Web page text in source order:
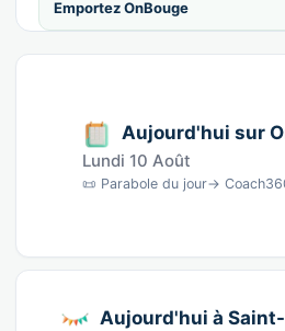
Emportez OnBouge
Aujourd'hui sur
Lundi 10 Août
Aujourd'hui à